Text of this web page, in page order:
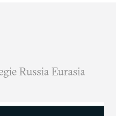
Russia Eurasia